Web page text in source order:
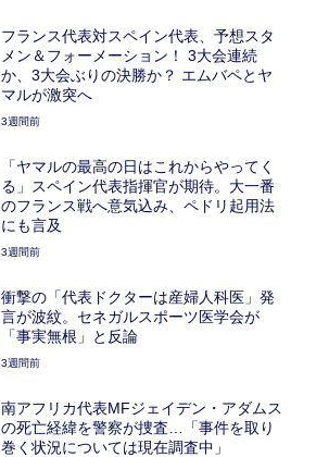
フランス代表対スペイン代表、予想スタ
メン＆フォーメーション！ 3大会連続
か、3大会ぶりの決勝か？ エムバペとヤ
マルが激突へ
3週間前
「ヤマルの最高の日はこれからやってく
る」スペイン代表指揮官が期待。大一番
のフランス戦へ意気込み、ペドリ起用法
にも言及
3週間前
衝撃の「代表ドクターは産婦人科医」発
言が波紋。セネガルスポーツ医学会が
「事実無根」と反論
3週間前
南アフリカ代表MFジェイデン・アダムス
の死亡経緯を警察が捜査…「事件を取り
巻く状況については現在調査中」